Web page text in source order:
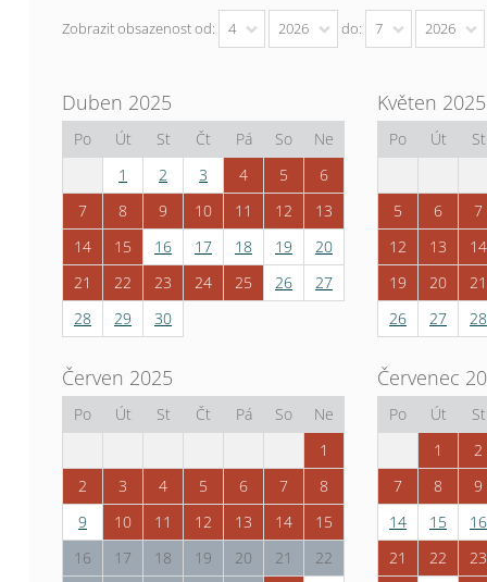
Zobrazit obsazenost od: 4 2026 do: 7 2026
Duben 2025
Po Út St Čt Pá So
Ne
1
2 3 4 5
6
7
8 9 10 11 12
13
14
15 16 17 18 19
20
21
22 23 24 25 26
27
28
29 30
Květen 2025
Po Út St
5 6
7
12
13
14
19
20
21
26
27 28
Červen 2025
Po Út St Čt Pá So
Ne
1
2
3 4 5 6 7
8
9
10 11 12 13 14
15
16
17 18 19 20 21
22
Červenec
Po Út
St
1
2
7
8
9
14
15
16
21
22
23